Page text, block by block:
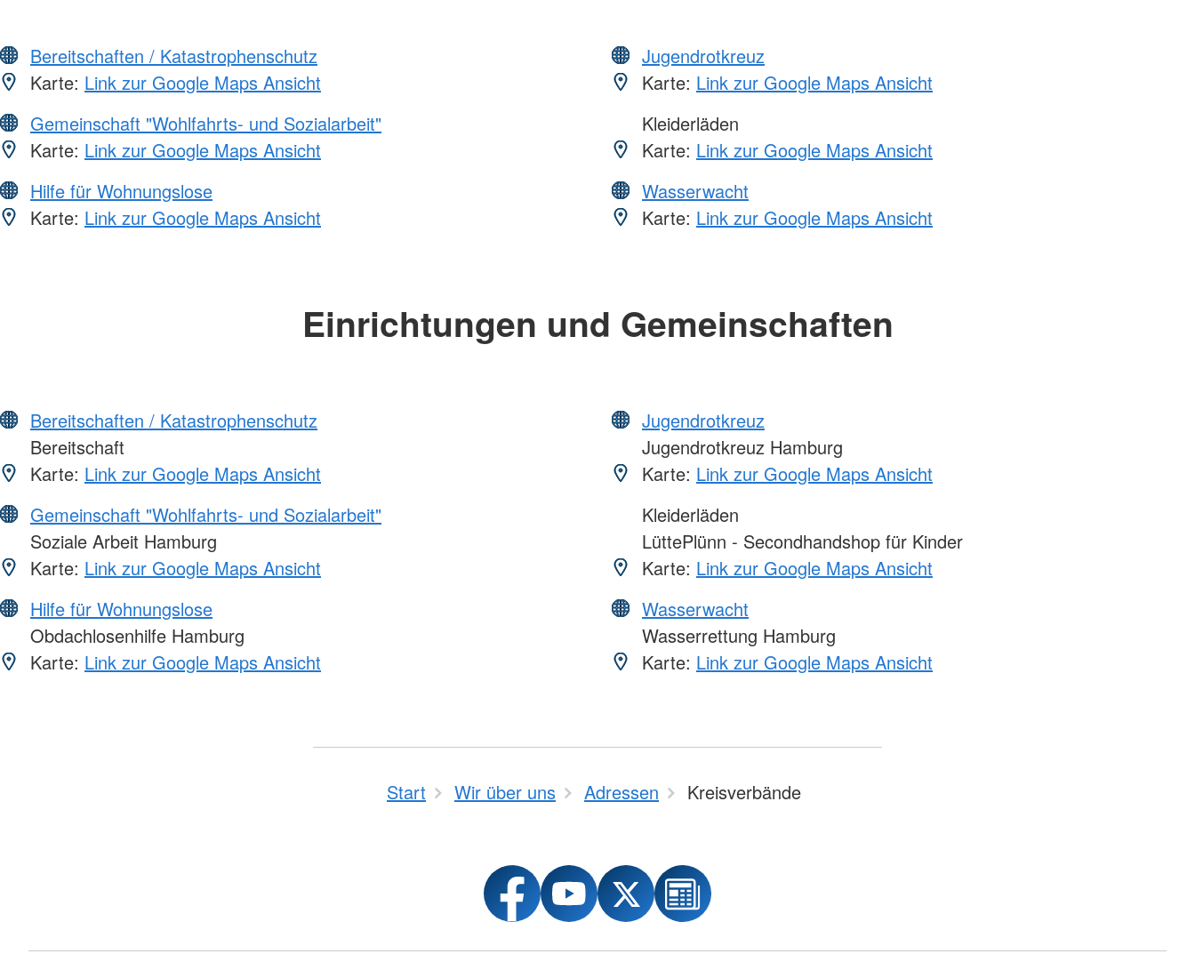
Bereitschaften / Katastrophenschutz
Karte: Link zur Google Maps Ansicht
Gemeinschaft "Wohlfahrts- und Sozialarbeit"
Karte: Link zur Google Maps Ansicht
Hilfe für Wohnungslose
Karte: Link zur Google Maps Ansicht
Jugendrotkreuz
Karte: Link zur Google Maps Ansicht
Kleiderläden
Karte: Link zur Google Maps Ansicht
Wasserwacht
Karte: Link zur Google Maps Ansicht
Einrichtungen und Gemeinschaften
Bereitschaften / Katastrophenschutz
Bereitschaft
Karte: Link zur Google Maps Ansicht
Gemeinschaft "Wohlfahrts- und Sozialarbeit"
Soziale Arbeit Hamburg
Karte: Link zur Google Maps Ansicht
Hilfe für Wohnungslose
Obdachlosenhilfe Hamburg
Karte: Link zur Google Maps Ansicht
Jugendrotkreuz
Jugendrotkreuz Hamburg
Karte: Link zur Google Maps Ansicht
Kleiderläden
LüttePlünn - Secondhandshop für Kinder
Karte: Link zur Google Maps Ansicht
Wasserwacht
Wasserrettung Hamburg
Karte: Link zur Google Maps Ansicht
Start Wir über uns Adressen Kreisverbände